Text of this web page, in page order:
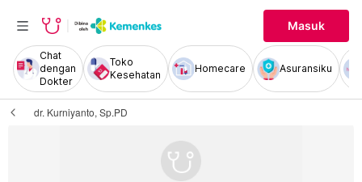
Masuk
Chat
dengan
Dokter
Toko
Kesehatan
Homecare Asuransiku
dr. Kurniyanto, Sp.PD